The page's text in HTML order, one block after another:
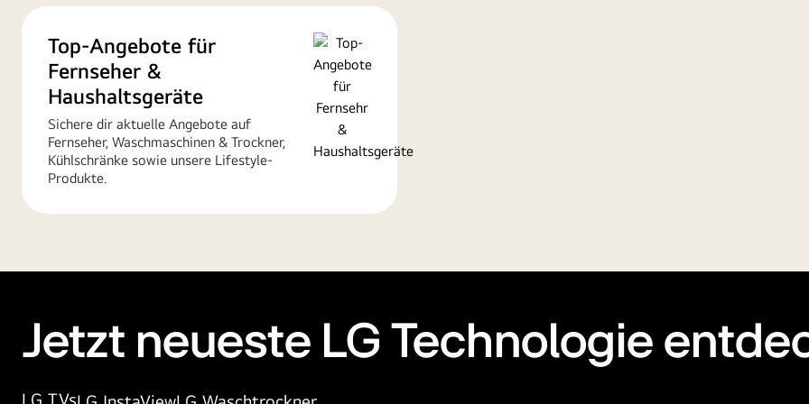
Top-Angebote für
Fernseher &
Haushaltsgeräte
Sichere dir aktuelle Angebote auf
Fernseher, Waschmaschinen & Trockner,
Kühlschränke sowie unsere Lifestyle-
Produkte.
Jetzt neueste LG Technologie
LG TVs